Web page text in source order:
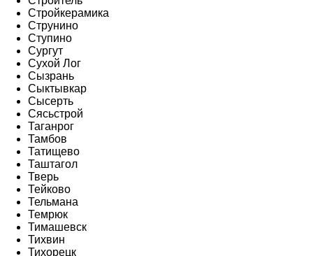
Стройкерамика
Струнино
Ступино
Сургут
Сухой Лог
Сызрань
Сыктывкар
Сысерть
Сясьстрой
Таганрог
Тамбов
Татищево
Таштагол
Тверь
Тейково
Тельмана
Темрюк
Тимашевск
Тихвин
Тихорецк